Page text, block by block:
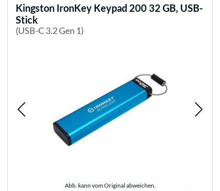
Kingston IronKey Keypad 200 32 GB, USB-
Stick
(USB-C 3.2 Gen 1)
Abb. kann vom Original abweichen.